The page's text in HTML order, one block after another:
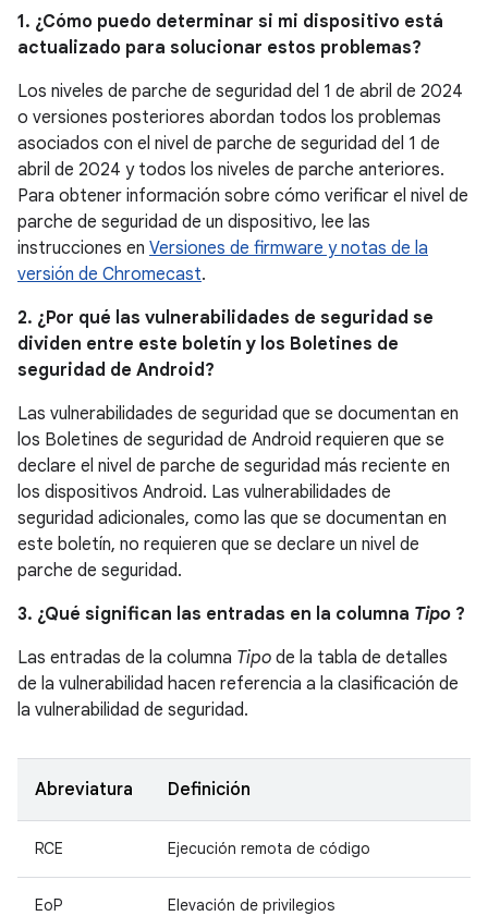
1. ¿Cómo puedo determinar si mi dispositivo está
actualizado para solucionar estos problemas?
Los niveles de parche de seguridad del 1 de abril de 2024
o versiones posteriores abordan todos los problemas
asociados con el nivel de parche de seguridad del 1 de
abril de 2024 y todos los niveles de parche anteriores.
Para obtener información sobre cómo verificar el nivel de
parche de seguridad de un dispositivo, lee las
instrucciones en Versiones de firmware y notas de la
versión de Chromecast.
2. ¿Por qué las vulnerabilidades de seguridad se
dividen entre este boletín y los Boletines de
seguridad de Android?
Las vulnerabilidades de seguridad que se documentan en
los Boletines de seguridad de Android requieren que se
declare el nivel de parche de seguridad más reciente en
los dispositivos Android. Las vulnerabilidades de
seguridad adicionales, como las que se documentan en
este boletín, no requieren que se declare un nivel de
parche de seguridad.
3. ¿Qué significan las entradas en la columna Tipo ?
Las entradas de la columna Tipo de la tabla de detalles
de la vulnerabilidad hacen referencia a la clasificación de
la vulnerabilidad de seguridad.
Abreviatura Definición
RCE Ejecución remota de código
EoP Elevación de privilegios